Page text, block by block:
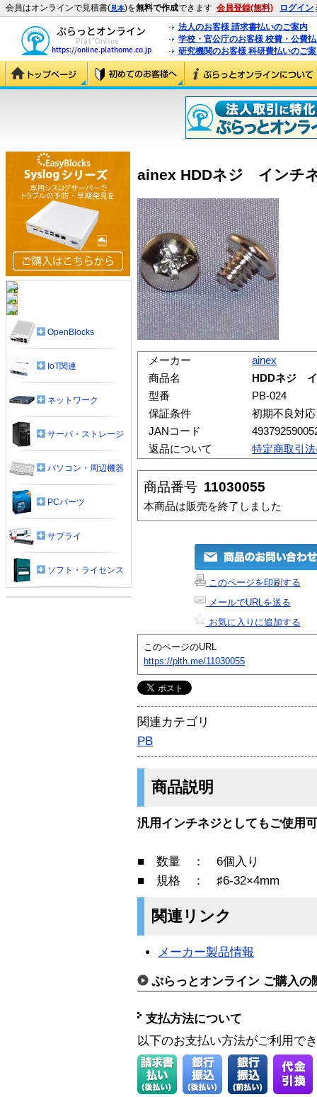
会員はオンラインで見積書(見本)を無料で作成できます 会員登録(無料) ログイン
法人のお客様 請求書払いのご案内
学校・官公庁のお客様 校費・公費
研究機関のお客様 科研費払いのご
ainex HDDネジ インチ
メーカー
ainex
商品名
HDDネジ
型番
PB-024
保証条件
初期不良対
JANコード
返品について
特定商取引
商品番号 11030055
本商品は販売を終了しました
このページを印刷する
メールでURLを送る
お気に入りに追加する
このページのURL
https://plth.me/11030055
関連カテゴリ
PB
商品説明
汎用インチネジとしてもご使用
■ 数量 ： 6個入り
■ 規格 ： ♯6-32×4mm
関連リンク
メーカー製品情報
ぷらっとオンライン ご購入の
支払方法について
以下のお支払い方法がご利用で
OpenBlocks
IoT関連
ネットワーク
サーバ・ストレージ
パソコン・周辺機器
PCパーツ
サプライ
ソフト・ライセンス